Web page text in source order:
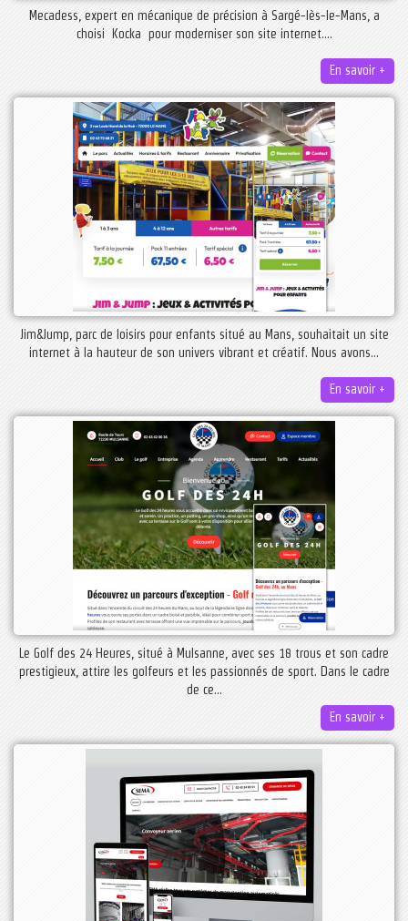
Mecadess, expert en mécanique de précision à Sargé-lès-le-Mans, a
choisi Kocka pour moderniser son site internet....
En savoir +
Jim&Jump, parc de loisirs pour enfants situé au Mans, souhaitait un site
internet à la hauteur de son univers vibrant et créatif. Nous avons...
En savoir +
Le Golf des 24 Heures, situé à Mulsanne, avec ses 18 trous et son cadre
prestigieux, attire les golfeurs et les passionnés de sport. Dans le cadre
de ce...
En savoir +